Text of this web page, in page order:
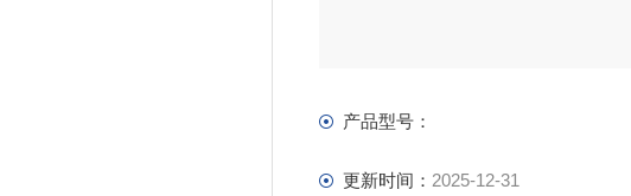
产品型号：
更新时间： 2025-12-31